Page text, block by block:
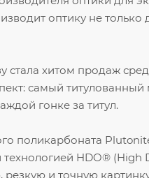
оптику не
стала хитом продаж
самый
гонке за титул.
поликарбоната
HDO® (High
и точную